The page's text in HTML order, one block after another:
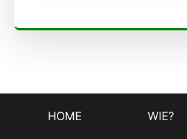
HOME WIE?